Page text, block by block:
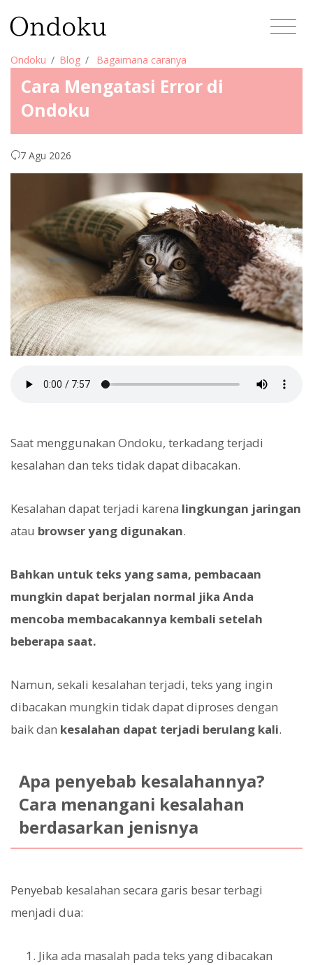
Ondoku Blog Bagaimana caranya
Cara Mengatasi Error di
Ondoku
7 Agu 2026
Saat menggunakan Ondoku, terkadang terjadi
kesalahan dan teks tidak dapat dibacakan.
Kesalahan dapat terjadi karena lingkungan jaringan
atau browser yang digunakan.
Bahkan untuk teks yang sama, pembacaan
mungkin dapat berjalan normal jika Anda
mencoba membacakannya kembali setelah
beberapa saat.
Namun, sekali kesalahan terjadi, teks yang ingin
dibacakan mungkin tidak dapat diproses dengan
baik dan kesalahan dapat terjadi berulang kali.
Apa penyebab kesalahannya?
Cara menangani kesalahan
berdasarkan jenisnya
Penyebab kesalahan secara garis besar terbagi
menjadi dua:
Jika ada masalah pada teks yang dibacakan